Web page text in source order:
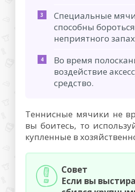
Специальные
способны
неприятного
Во время
воздействие
средство.
Теннисные мячики не
вы боитесь, то
купленные в
Совет
Если вы